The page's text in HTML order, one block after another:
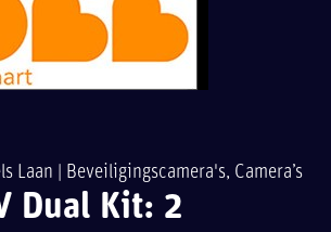
Laan Beveiligingscamera's, Camera’s
Dual Kit: 2